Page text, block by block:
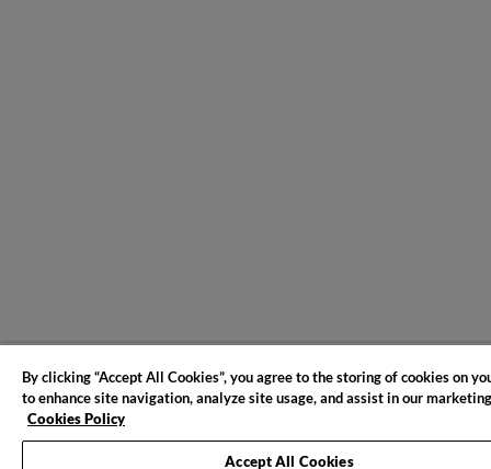
By clicking “Accept All Cookies”, you agree to the storing of cookies on
to enhance site navigation, analyze site usage, and assist in our
Cookies Policy
Accept All Cookies